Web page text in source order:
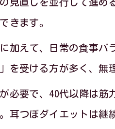
耳つぼダイエ
耳つぼダイエ
見直しを並行して進
きます。
加えて、日常の食事
を受ける方が多く、
必要で、40代以降は
耳つぼダイエットは